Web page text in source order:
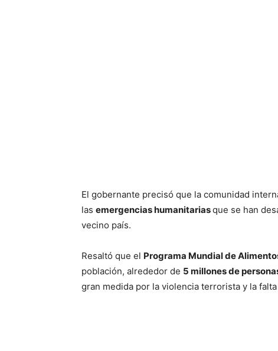
El gobernante precisó que la comunidad
las emergencias humanitariasque se han
vecino país.
Resaltó que el Programa Mundial de
población, alrededor de 5 millones de
gran medida por la violencia terrorista y la